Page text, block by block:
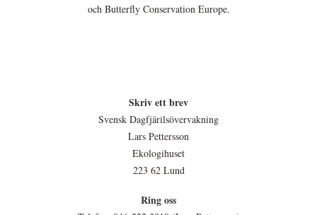
och Butterfly Conservation Europe.
Skriv ett brev
Svensk Dagfjärilsövervakning
Lars Pettersson
Ekologihuset
223 62 Lund
Ring oss